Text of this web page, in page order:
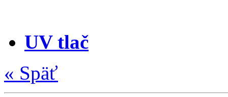
UV tlač
« Späť